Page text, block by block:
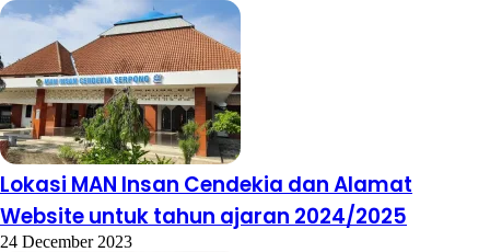
Lokasi MAN Insan Cendekia dan Alamat
Website untuk tahun ajaran 2024/2025
24 December 2023